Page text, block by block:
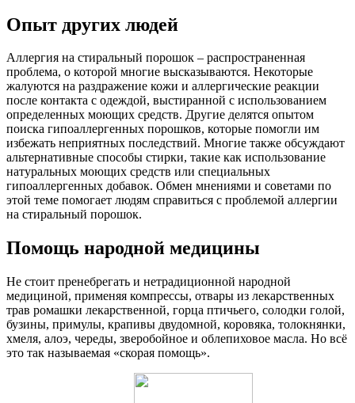
Опыт других людей
Аллергия на стиральный порошок – распространенная
проблема, о которой многие высказываются. Некоторые
жалуются на раздражение кожи и аллергические реакции
после контакта с одеждой, выстиранной с использованием
определенных моющих средств. Другие делятся опытом
поиска гипоаллергенных порошков, которые помогли им
избежать неприятных последствий. Многие также обсуждают
альтернативные способы стирки, такие как использование
натуральных моющих средств или специальных
гипоаллергенных добавок. Обмен мнениями и советами по
этой теме помогает людям справиться с проблемой аллергии
на стиральный порошок.
Помощь народной медицины
Не стоит пренебрегать и нетрадиционной народной
медициной, применяя компрессы, отвары из лекарственных
трав ромашки лекарственной, горца птичьего, солодки голой,
бузины, примулы, крапивы двудомной, коровяка, толокнянки,
хмеля, алоэ, череды, зверобойное и облепиховое масла. Но всё
это так называемая «скорая помощь».